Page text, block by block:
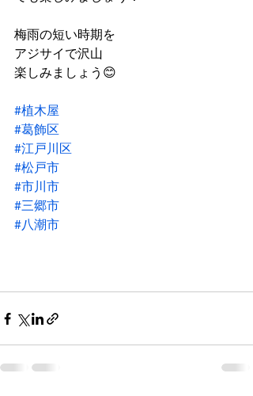
梅雨の短い時期を
アジサイで沢山
楽しみましょう😊
#植木屋
#葛飾区
#江戸川区
#松戸市
#市川市
#三郷市
#八潮市